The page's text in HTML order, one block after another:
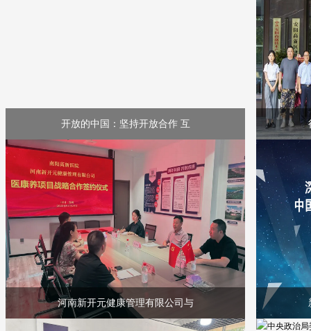
开放的中国：坚持开放合作 互
河南新开元健康管理有限公司与